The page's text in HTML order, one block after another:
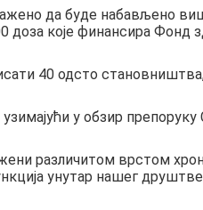
да буде набављено
доза које финансира Фонд
40 одсто
у обзир препоруку
различитом врстом
унутар нашег